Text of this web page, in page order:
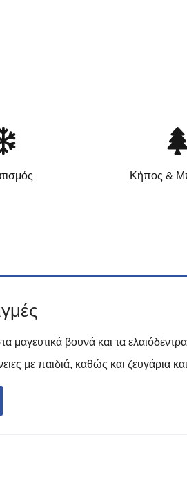
Κήπος &
μαγευτικά βουνά και τα
με παιδιά, καθώς και ζευγάρια